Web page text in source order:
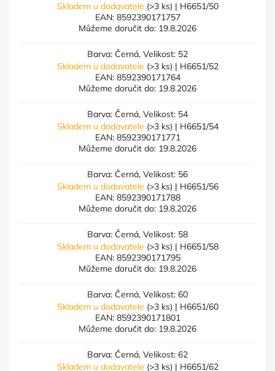
Skladem u dodavatele (>3 ks) | H6651/50
EAN: 8592390171757
Můžeme doručit do: 19.8.2026
Barva: Černá, Velikost: 52
Skladem u dodavatele (>3 ks) | H6651/52
EAN: 8592390171764
Můžeme doručit do: 19.8.2026
Barva: Černá, Velikost: 54
Skladem u dodavatele (>3 ks) | H6651/54
EAN: 8592390171771
Můžeme doručit do: 19.8.2026
Barva: Černá, Velikost: 56
Skladem u dodavatele (>3 ks) | H6651/56
EAN: 8592390171788
Můžeme doručit do: 19.8.2026
Barva: Černá, Velikost: 58
Skladem u dodavatele (>3 ks) | H6651/58
EAN: 8592390171795
Můžeme doručit do: 19.8.2026
Barva: Černá, Velikost: 60
Skladem u dodavatele (>3 ks) | H6651/60
EAN: 8592390171801
Můžeme doručit do: 19.8.2026
Barva: Černá, Velikost: 62
Skladem u dodavatele (>3 ks) | H6651/62